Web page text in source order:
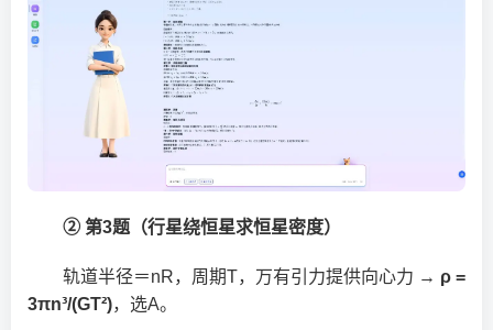
② 第3题（行星绕恒星求恒星密度）
轨道半径＝nR，周期T，万有引力提供向心力 → ρ =
3πn³/(GT²)，选A。